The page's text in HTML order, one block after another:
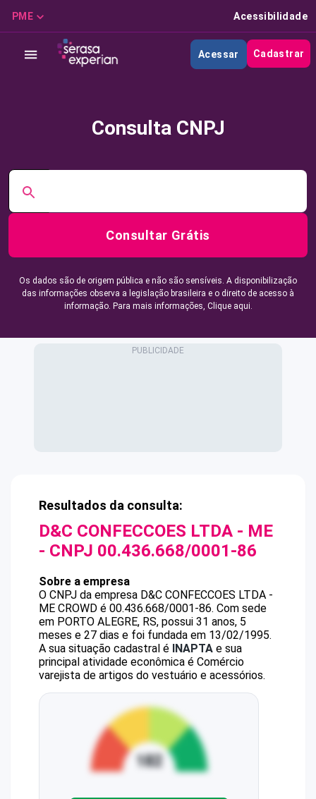
PME Acessibilidade
Acessar Cadastrar
Consulta CNPJ
Consultar Grátis
Os dados são de origem pública e não são sensíveis. A disponibilização
das informações observa a legislação brasileira e o direito de acesso à
informação. Para mais informações, Clique aqui.
Resultados da consulta:
D&C CONFECCOES LTDA - ME
- CNPJ 00.436.668/0001-86
Sobre a empresa
O CNPJ da empresa D&C CONFECCOES LTDA -
ME CROWD é 00.436.668/0001-86. Com sede
em PORTO ALEGRE, RS, possui 31 anos, 5
meses e 27 dias e foi fundada em 13/02/1995.
A sua situação cadastral é INAPTA e sua
principal atividade econômica é Comércio
varejista de artigos do vestuário e acessórios.